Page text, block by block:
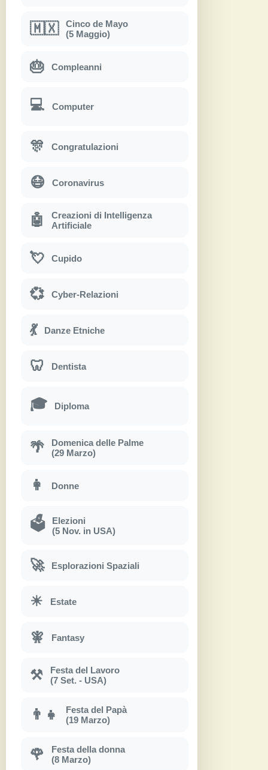
🇲🇽
Cinco de Mayo
(5 Maggio)
🎂 Compleanni
💻 Computer
🎊 Congratulazioni
😷 Coronavirus
🤖
Creazioni di Intelligenza
Artificiale
💘 Cupido
💞 Cyber-Relazioni
💃 Danze Etniche
🦷 Dentista
🎓 Diploma
🌴
Domenica delle Palme
(29 Marzo)
👩 Donne
🗳
Elezioni
(5 Nov. in USA)
🚀 Esplorazioni Spaziali
☀ Estate
🧚 Fantasy
⚒
Festa del Lavoro
(7 Set. - USA)
👨‍👧
Festa del Papà
(19 Marzo)
🌹
Festa della donna
(8 Marzo)